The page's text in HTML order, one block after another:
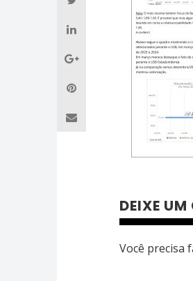
DEIXE
Você precisa